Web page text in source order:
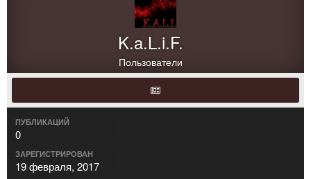
K.a.L.i.F.
Пользователи
ПУБЛИКАЦИЙ
0
ЗАРЕГИСТРИРОВАН
19 февраля, 2017